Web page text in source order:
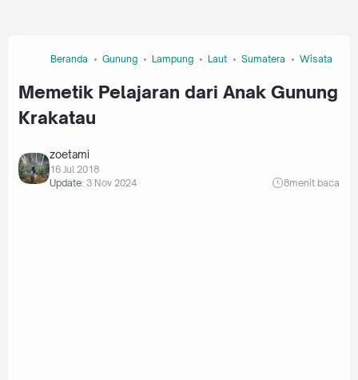
Beranda Gunung Lampung Laut Sumatera Wisata
Memetik Pelajaran dari Anak Gunung
Krakatau
zoetami
16 Jul 2018
Update: 3 Nov 2024 8menit baca